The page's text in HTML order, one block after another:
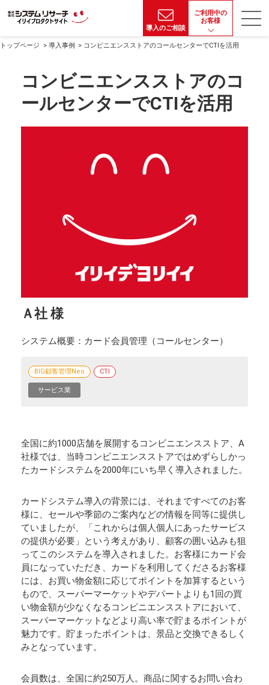
導入のご相談
ご利用中の
お客様
トップページ 導入事例 コンビニエンスストアのコールセンターでCTIを活用
コンビニエンスストアのコ
ールセンターでCTIを活用
Ａ社 様
システム概要 カード会員管理（コールセンター）
BIG顧客管理Neo CTI
サービス業
全国に約1000店舗を展開するコンビニエンスストア、A
社様では、当時コンビニエンスストアではめずらしかっ
たカードシステムを2000年にいち早く導入されました。
カードシステム導入の背景には、それまですべてのお客
様に、セールや季節のご案内などの情報を同等に提供し
ていましたが、「これからは個人個人にあったサービス
の提供が必要」という考えがあり、顧客の囲い込みも狙
ってこのシステムを導入されました。お客様にカード会
員になっていただき、カードを利用してくださるお客様
には、お買い物金額に応じてポイントを加算するという
もので、スーパーマーケットやデパートよりも1回の買
い物金額が少なくなるコンビニエンスストアにおいて、
スーパーマーケットなどより高い率で貯まるポイントが
魅力です。貯まったポイントは、景品と交換できるしく
みとなっています。
会員数は、全国に約250万人。商品に関するお問い合わ